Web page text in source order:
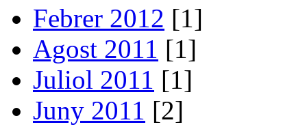
Febrer 2012 [1]
Agost 2011 [1]
Juliol 2011 [1]
Juny 2011 [2]